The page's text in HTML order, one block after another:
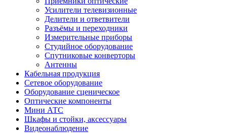
Усилители телевизионные
Делители и ответвители
Разъёмы и переходники
Измерительные приборы
Студийное оборудование
Спутниковые конверторы
Антенны
Кабельная продукция
Сетевое оборудование
Оборудование сценическое
Оптические компоненты
Мини АТС
Шкафы и стойки, аксессуары
Видеонаблюдение